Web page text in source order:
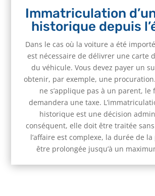
Immatriculation
historique depuis
Dans le cas où la voiture a été
est nécessaire de délivrer une carte
du véhicule. Vous devez payer un
obtenir, par exemple, une
ne s’applique pas à un parent, le
demandera une taxe.
historique est une décision
conséquent, elle doit être traitée
l’affaire est complexe, la durée de
être prolongée jusqu’à un